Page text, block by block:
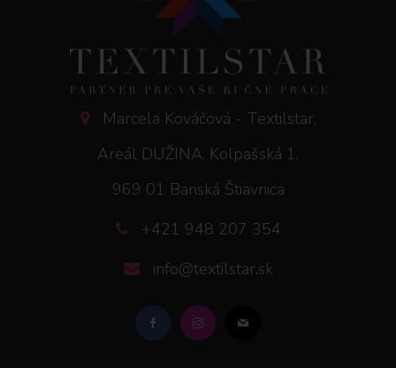
Marcela Kováčová - Textilstar,
Areál DUŽINA, Kolpašská 1,
969 01 Banská Štiavnica
+421 948 207 354
info@textilstar.sk